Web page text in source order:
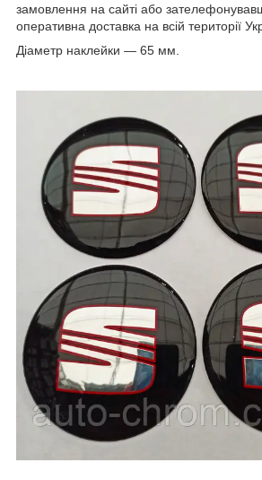
замовлення на сайті або
оперативна доставка на всій території
Діаметр наклейки — 65 мм.